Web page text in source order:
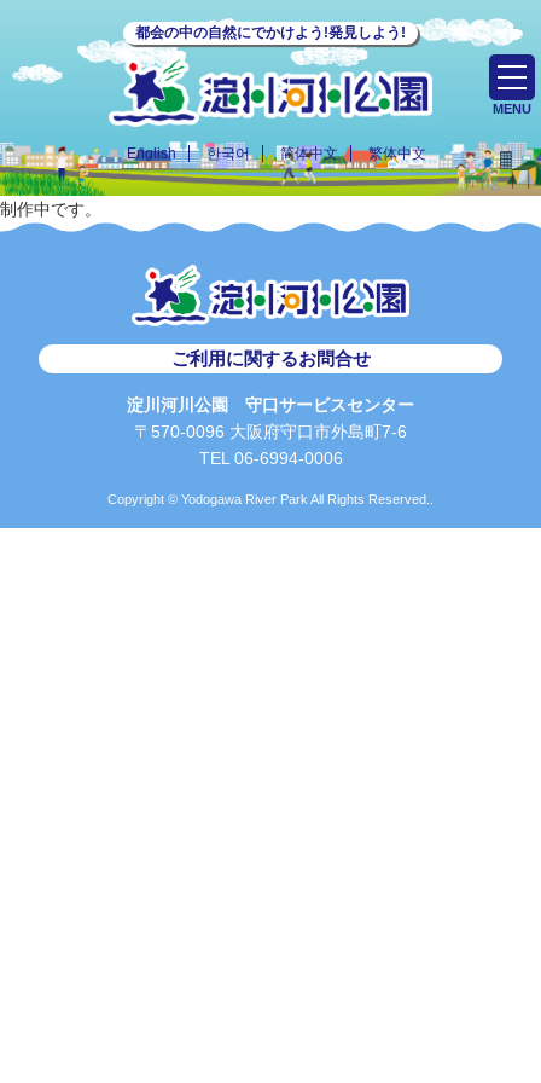
都会の中の自然にでかけよう!発見しよう!
English 한국어 简体中文 繁体中文
MENU
制作中です。
ご利用に関するお問合せ
淀川河川公園 守口サービスセンター
〒570-0096 大阪府守口市外島町7-6
TEL 06-6994-0006
Copyright © Yodogawa River Park All Rights Reserved..